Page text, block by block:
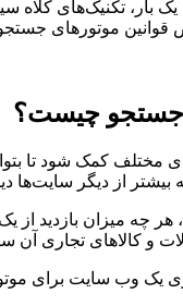
بار، تکنیک‌های کلاه
قوانین موتورهای
جستجو چیست؟
مختلف کمک شود تا
از دیگر سایت‌ها
، هر چه میزان بازدید
کالاهای تجاری آن
یک وب سایت برای